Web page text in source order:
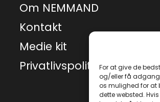
For at give de
og/eller få adgang
os mulighed for at
dette websted.
Om NEMMAND
Kontakt
Medie kit
Privatlivspolitik